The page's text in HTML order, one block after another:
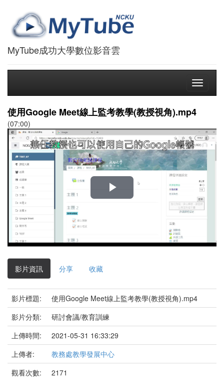
MyTube成功大學數位影音雲
Toggle
使用Google Meet線上監考教學(教授視角).mp4
(07:00)
播
影
影片資訊 分享 收藏
影片標題:
使用Google Meet線上監考教學(教授視角).mp4
影片分類:
研討會議/教育訓練
上傳時間:
2021-05-31 16:33:29
上傳者:
教務處教學發展中心
觀看次數:
2171